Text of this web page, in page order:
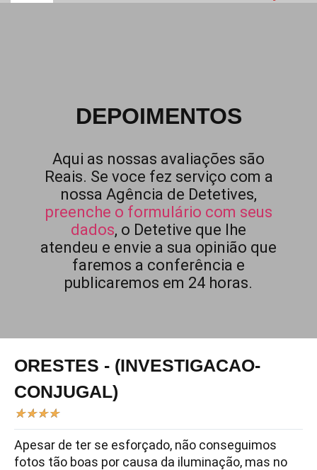
DEPOIMENTOS
Aqui as nossas avaliações são
Reais. Se voce fez serviço com a
nossa Agência de Detetives,
preenche o formulário com seus
dados, o Detetive que lhe
atendeu e envie a sua opinião que
faremos a conferência e
publicaremos em 24 horas.
ORESTES - (INVESTIGACAO-
CONJUGAL)
★★★★
Apesar de ter se esforçado, não conseguimos
fotos tão boas por causa da iluminação, mas no